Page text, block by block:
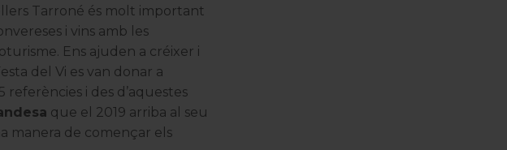
Tarroné és molt important
i vins amb les
Ens ajuden a créixer i
del Vi es van donar a
referències i des d’aquestes
que el 2019 arriba al seu
manera de començar els